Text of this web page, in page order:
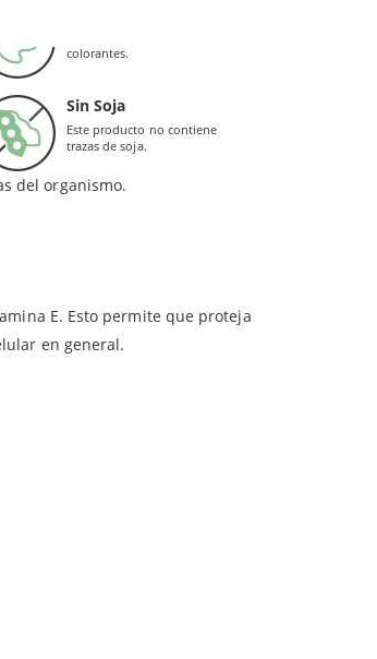
los tejidos conectivos (piel,
para la cicatrización general
del organismo.
E. Esto permite que proteja
en general.
antiaglomerantes (ácido esteárico, estearato
colorantes.
Sin Soja
Este producto no contiene
trazas de soja.